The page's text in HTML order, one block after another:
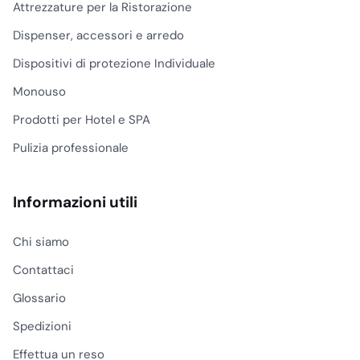
vicino a sale colazione,
bar o zone di transito
inserirlo nel piano di
pulizia previsto dalle
mantenendolo separato
preparazione e servizio.
e punto di
installazione
base al flusso, non alla
superficie disponibile.
Attrezzature per la Ristorazione
Dispenser, accessori e arredo
Dispositivi di protezione Individuale
Monouso
Prodotti per Hotel e SPA
Pulizia professionale
Informazioni utili
Chi siamo
Contattaci
Glossario
Spedizioni
Effettua un reso